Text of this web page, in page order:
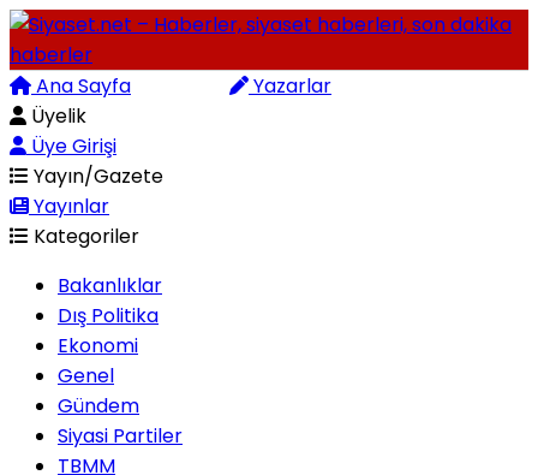
Ana Sayfa
Yazarlar
Üyelik
Üye Girişi
Yayın/Gazete
Yayınlar
Kategoriler
Bakanlıklar
Dış Politika
Ekonomi
Genel
Gündem
Siyasi Partiler
TBMM